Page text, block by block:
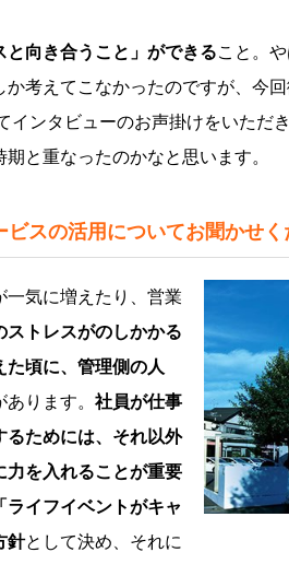
と向き合うこと」ができること。
考えてこなかったのですが、今
ンタビューのお声掛けをいただ
と重なったのかなと思います。
スの活用についてお聞かせく
気に増えたり、営業
ストレスがのしかかる
頃に、管理側の人
あります。 社員が仕事
るためには、それ以外
力を入れることが重要
イフイベントがキャ
針として決め、それに